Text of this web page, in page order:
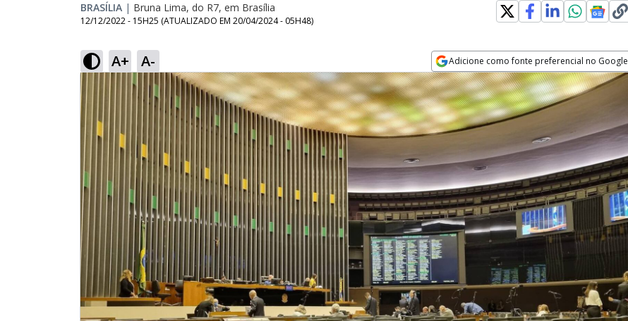
BRASÍLIA | Bruna Lima, do R7, em Brasília
12/12/2022 - 15H25 (ATUALIZADO EM 20/04/2024 - 05H48)
A+ A- Adicione como fonte preferencial no Google
Opens in new window